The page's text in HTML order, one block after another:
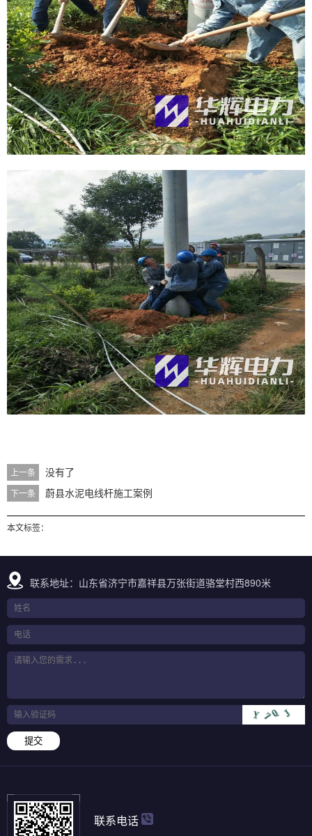
上一条 没有了
下一条 蔚县水泥电线杆施工案例
本文标签：
联系地址：山东省济宁市嘉祥县万张街道骆堂村西890米
提交
联系电话